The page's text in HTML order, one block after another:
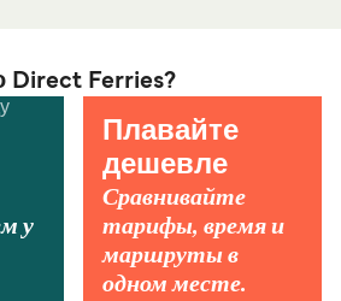
Direct Ferries?
у
Плавайте
дешевле
Сравнивайте
тарифы, время и
маршруты в
одном месте.